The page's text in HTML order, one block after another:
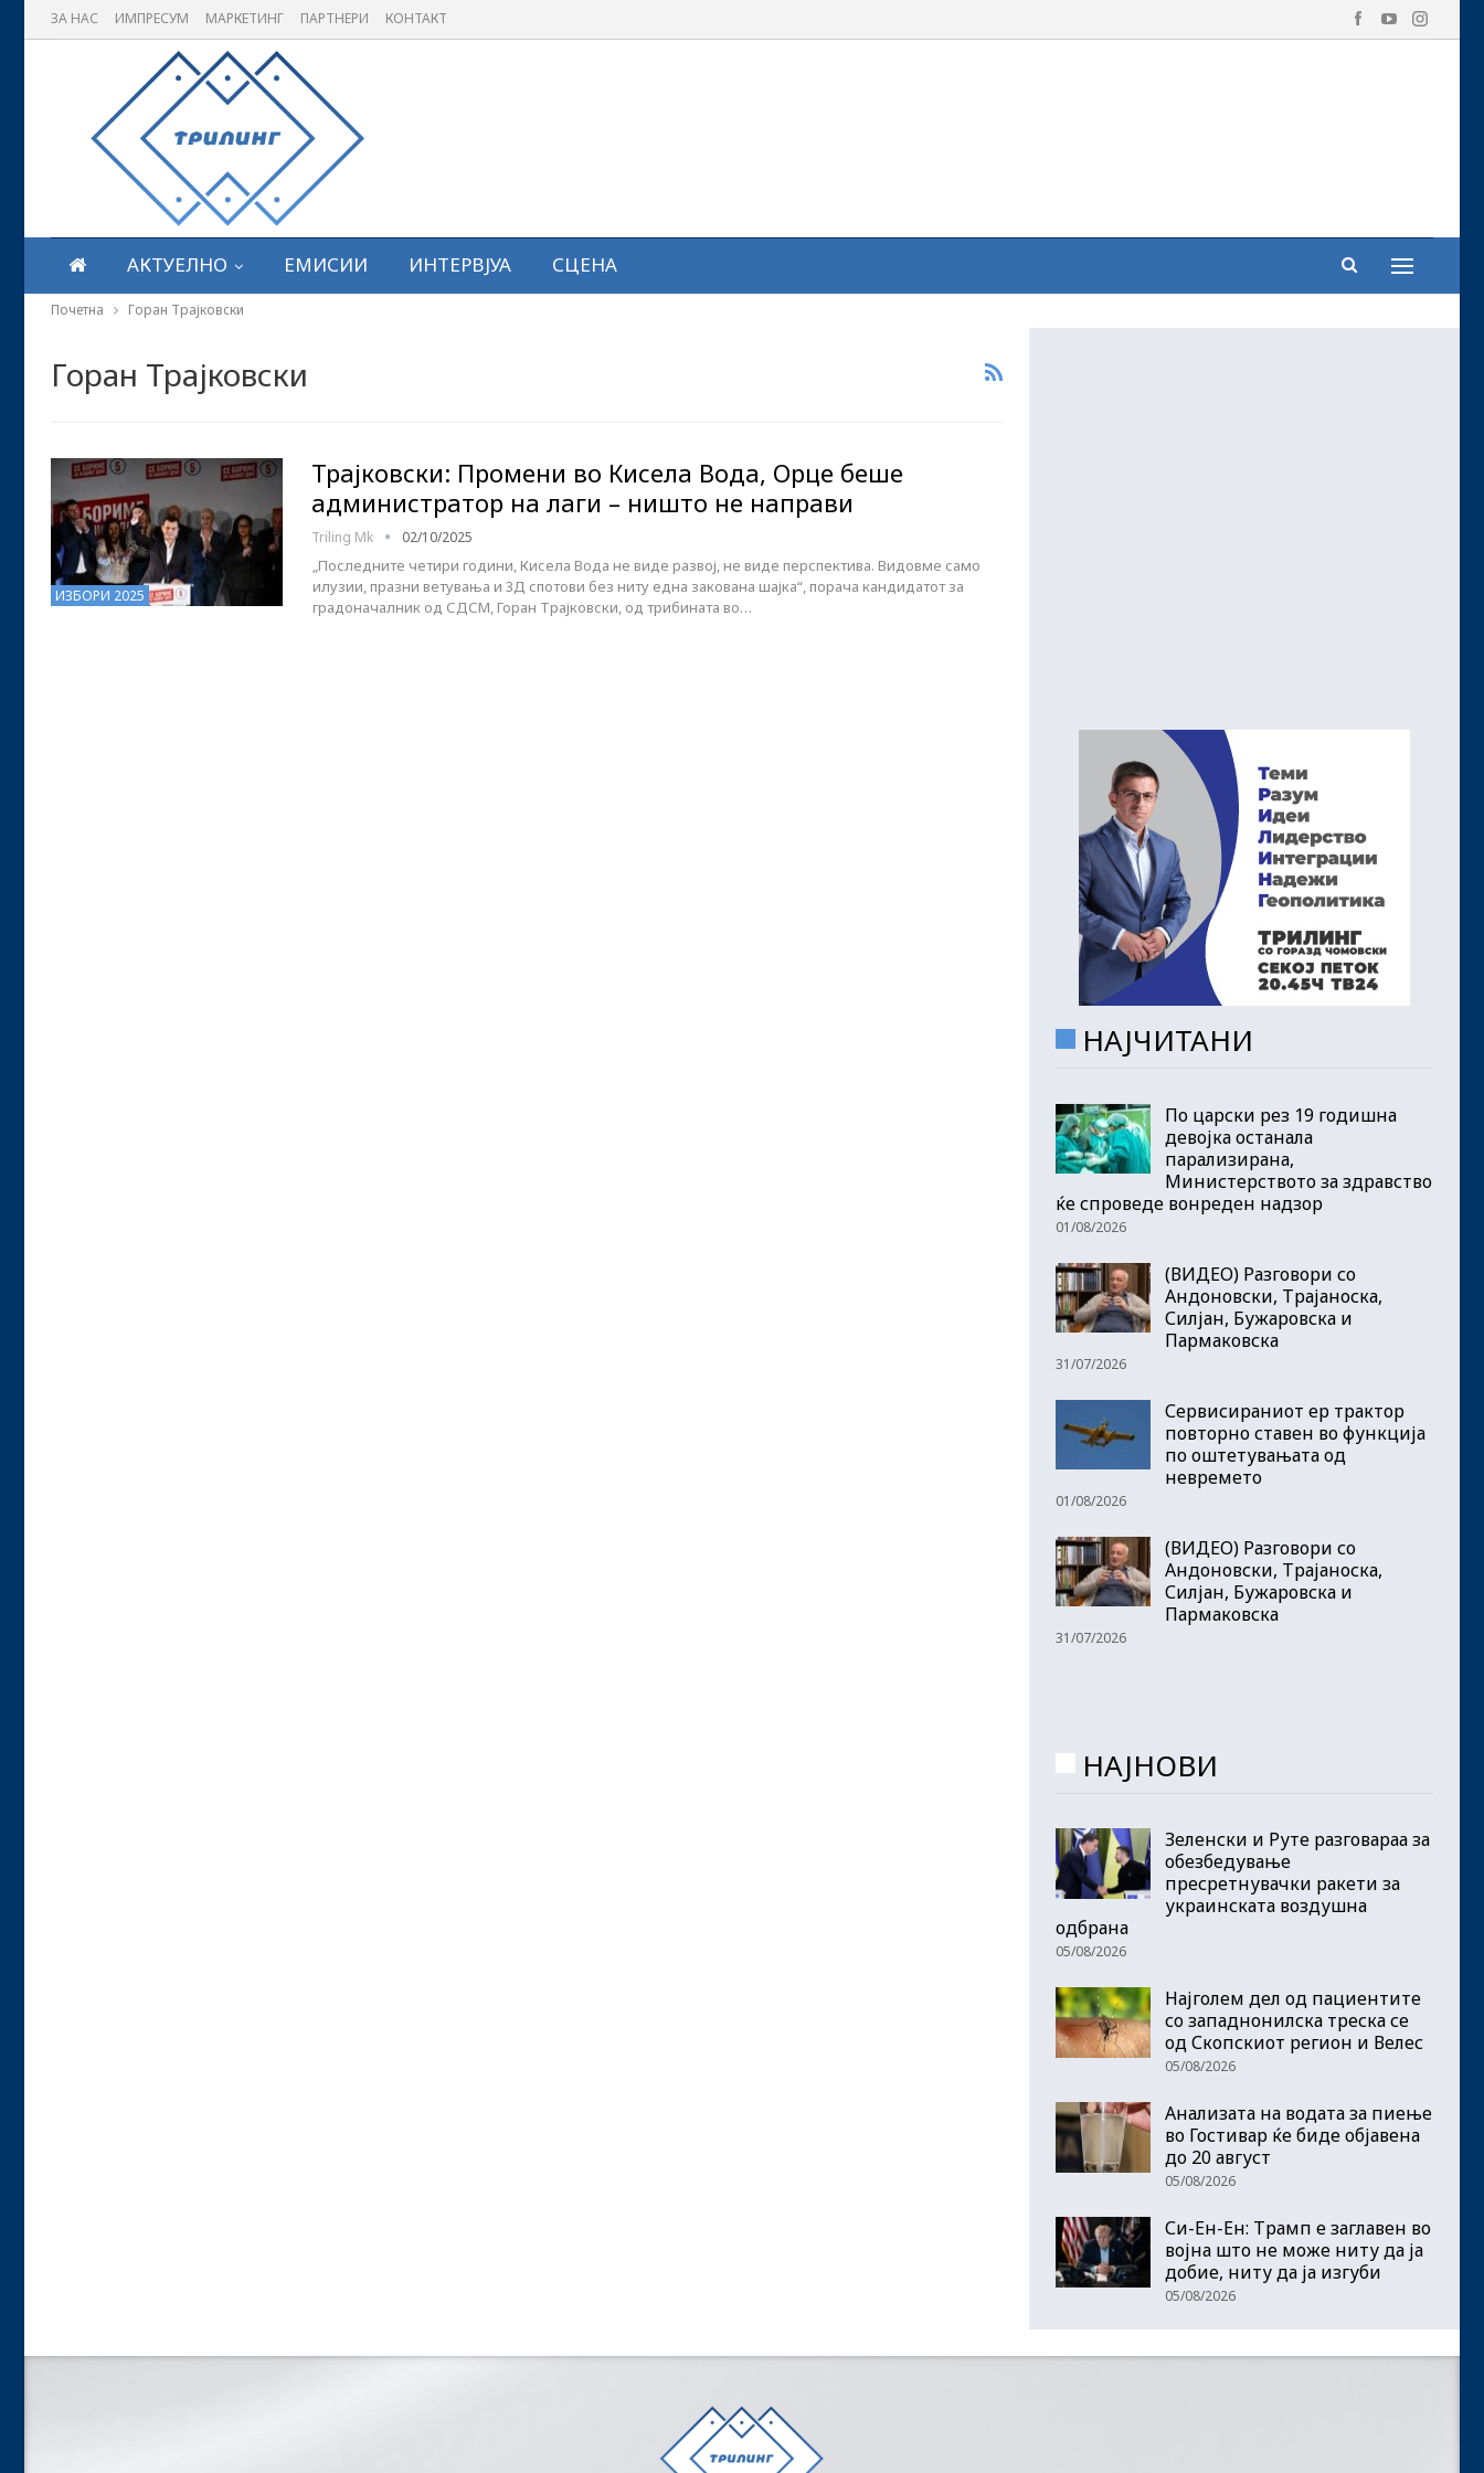
ЗА НАС ИМПРЕСУМ МАРКЕТИНГ ПАРТНЕРИ КОНТАКТ
АКТУЕЛНО ЕМИСИИ ИНТЕРВЈУА СЦЕНА
Почетна Горан Трајковски
Горан Трајковски
ИЗБОРИ 2025
Трајковски: Промени во Кисела Вода, Орце беше
администратор на лаги – ништо не направи
Triling Mk 02/10/2025
„Последните четири години, Кисела Вода не виде развој, не виде перспектива. Видовме само
илузии, празни ветувања и 3Д спотови без ниту една закована шајка“, порача кандидатот за
градоначалник од СДСМ, Горан Трајковски, од трибината во…
НАЈЧИТАНИ
По царски рез 19 годишна
девојка останала
парализирана,
Министерството за здравство
ќе спроведе вонреден надзор
01/08/2026
(ВИДЕО) Разговори со
Андоновски, Трајаноска,
Силјан, Бужаровска и
Пармаковска
31/07/2026
Сервисираниот ер трактор
повторно ставен во функција
по оштетувањата од
невремето
01/08/2026
(ВИДЕО) Разговори со
Андоновски, Трајаноска,
Силјан, Бужаровска и
Пармаковска
31/07/2026
НАЈНОВИ
Зеленски и Руте разговараа за
обезбедување
пресретнувачки ракети за
украинската воздушна
одбрана
05/08/2026
Најголем дел од пациентите
сo западнонилска треска се
од Скопскиот регион и Велес
05/08/2026
Анализата на водата за пиење
во Гостивар ќе биде објавена
до 20 август
05/08/2026
Си-Ен-Ен: Трамп е заглавен во
војна што не може ниту да ја
добие, ниту да ја изгуби
05/08/2026